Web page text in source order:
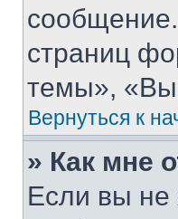
страниц
темы», «Вы
Вернуться к
» Как мне
Если вы не